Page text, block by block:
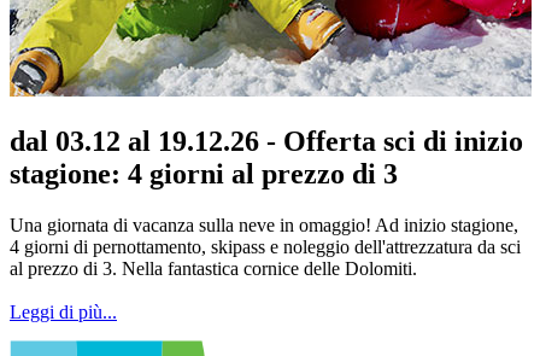
dal 03.12 al 19.12.26 - Offerta sci di inizio
stagione: 4 giorni al prezzo di 3
Una giornata di vacanza sulla neve in omaggio! Ad inizio stagione,
4 giorni di pernottamento, skipass e noleggio dell'attrezzatura da sci
al prezzo di 3. Nella fantastica cornice delle Dolomiti.
Leggi di più...